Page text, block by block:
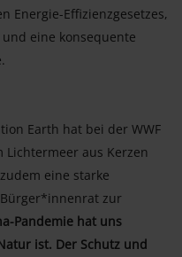
Energie-Effizienzgesetzes,
eine konsequente
Earth hat bei der WWF
Lichtermeer aus Kerzen
eine starke
zur
Pandemie hat uns
ist. Der Schutz und